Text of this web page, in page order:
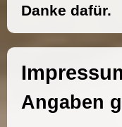
Danke dafür.
Angaben